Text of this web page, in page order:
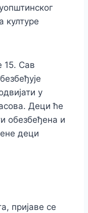
културе
15. Сав
у
Деци ће
обезбеђена и
деци
пријаве се